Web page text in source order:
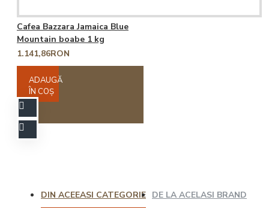
Cafea Bazzara Jamaica Blue
Mountain boabe 1 kg
1.141,86RON
ADAUGĂ
ÎN COŞ
DIN ACEEASI CATEGORIE DE LA ACELASI BRAND